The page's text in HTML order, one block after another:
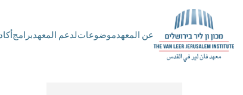
عن المعهدموضوعاتلدعم المعهدبرامج